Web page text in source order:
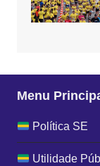
Menu
Política SE
Utilidade